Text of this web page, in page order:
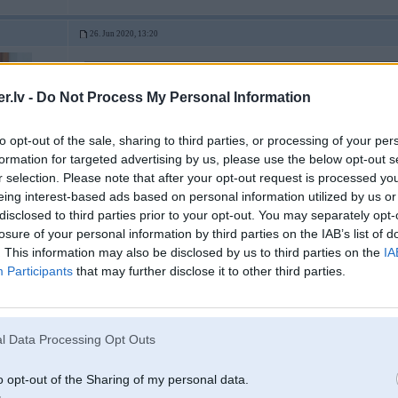
- Do Not Process My Personal Information
opt-out of the sale, sharing to third parties, or processing of your
for targeted advertising by us, please use the below opt-out
selection. Please note that after your opt-out request is processed
interest-based ads based on personal information utilized by us
to third parties prior to your opt-out. You may separately
of your personal information by third parties on the IAB’s list of
This information may also be disclosed by us to third parties on the
Participants that may further disclose it to other third parties.
Data Processing Opt Outs
opt-out of the Sharing of my personal data.
26. Jun 2020, 13:20
Cik es zinu N2O (smieklu gāze) Latvijā ir kontrolēta substance un to
Pasūti kitu, uzliec, aizbrauc uz Igauniju uzpildīt par 13Eur kilogramā un
EDIT: es gan nezinu kā robežsargi jautājumu gadījumā skatītos uz
esi paarliecinaats, ka es nevaru aizbraukt uz Agu vai Elme messer un nopirkt
26 Jun 2020, 13:20:37
26 Jun 2020, 00:33:26@TheGuru
Cik es zinu N2O (smieklu gāze) Latvijā ir kontrolēta substance un